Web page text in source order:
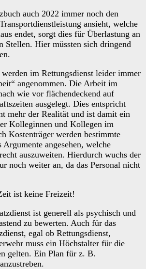
auch 2022 immer noch den
ansieht, welche
endet, sorgt dies für Überlastung an
Stellen. Hier müssten sich dringend
im Rettungsdienst leider immer
angenommen. Die Arbeit im
wie vor flächendeckend auf
ausgelegt. Dies entspricht
mehr der Realität und ist damit ein
Kolleginnen und Kollegen im
Kostenträger werden bestimmte
angesehen, welche
auszuweiten. Hierdurch wuchs der
noch weiter an, da das Personal nicht
ist keine Freizeit!
ist generell als psychisch und
zu bewerten. Auch für das
egal ob Rettungsdienst,
muss ein Höchstalter für die
gelten. Ein Plan für z. B.